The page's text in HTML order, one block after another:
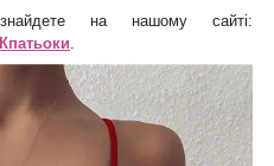
на нашому сайті:
Кпатьоки